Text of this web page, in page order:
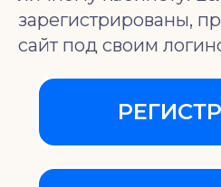
зарегистрированы,
сайт под своим